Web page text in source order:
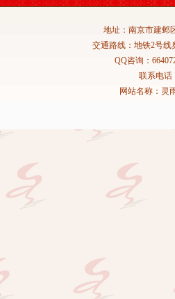
地址：南京市建邺
交通路线：地铁2号线
QQ咨询：
联系电话
网站名称：灵